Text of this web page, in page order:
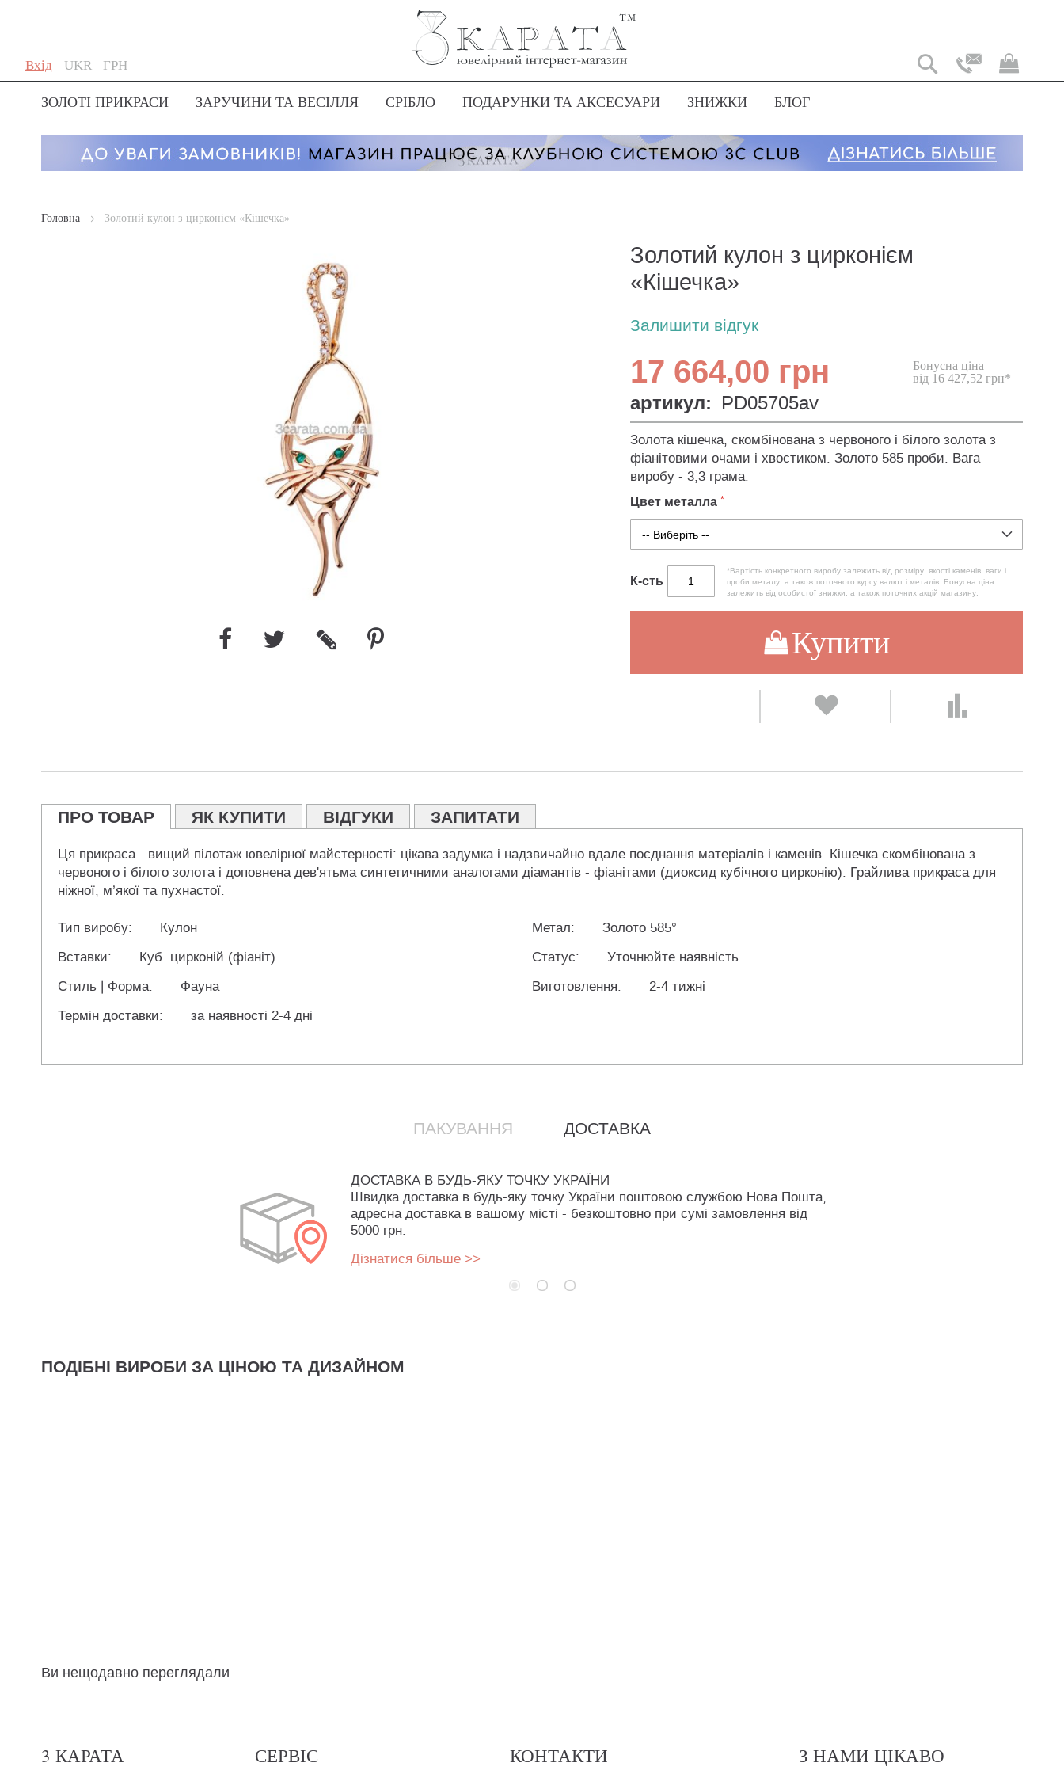
Вхід
Skip
to
Content
Мова
UKR
Мій
Валюта
ГРН
ЗОЛОТІ ПРИКРАСИ ЗАРУЧИНИ ТА ВЕСІЛЛЯ СРІБЛО ПОДАРУНКИ ТА АКСЕСУАРИ ЗНИЖКИ БЛОГ
Головна Золотий кулон з цирконієм «Кішечка»
Золотий кулон з цирконієм
«Кішечка»
Залишити відгук
17 664,00 грн
Бонусна ціна
від 16 427,52 грн*
артикул: PD05705av
Золота кішечка, скомбінована з червоного і білого золота з
фіанітовими очами і хвостиком. Золото 585 проби. Вага
виробу - 3,3 грама.
Цвет металла
К-сть
*Вартість конкретного виробу залежить від розміру, якості каменів, ваги і
проби металу, а також поточного курсу валют і металів. Бонусна ціна
залежить від особистої знижки, а також поточних акцій магазину.
Купити
ПРО ТОВАР ЯК КУПИТИ ВІДГУКИ ЗАПИТАТИ
Ця прикраса - вищий пілотаж ювелірної майстерності: цікава задумка і надзвичайно вдале поєднання матеріалів і каменів. Кішечка скомбінована з
червоного і білого золота і доповнена дев'ятьма синтетичними аналогами діамантів - фіанітами (диоксид кубічного цирконію). Грайлива прикраса для
ніжної, м’якої та пухнастої.
Тип виробу: Кулон Метал:
Золото 585°
Вставки:
Куб. цирконій (фіаніт) Статус:
Уточнюйте наявність
Стиль | Форма:
Фауна Виготовлення:
2-4 тижні
Термін доставки:
за наявності 2-4 дні
ПАКУВАННЯ ДОСТАВКА
ДОСТАВКА В БУДЬ-ЯКУ ТОЧКУ УКРАЇНИ
Швидка доставка в будь-яку точку України поштовою службою Нова Пошта,
адресна доставка в вашому місті - безкоштовно при сумі замовлення від
5000 грн.
Дізнатися більше >>
ПОДІБНІ ВИРОБИ ЗА ЦІНОЮ ТА ДИЗАЙНОМ
Ви нещодавно переглядали
3 КАРАТА СЕРВІС КОНТАКТИ З НАМИ ЦІКАВО